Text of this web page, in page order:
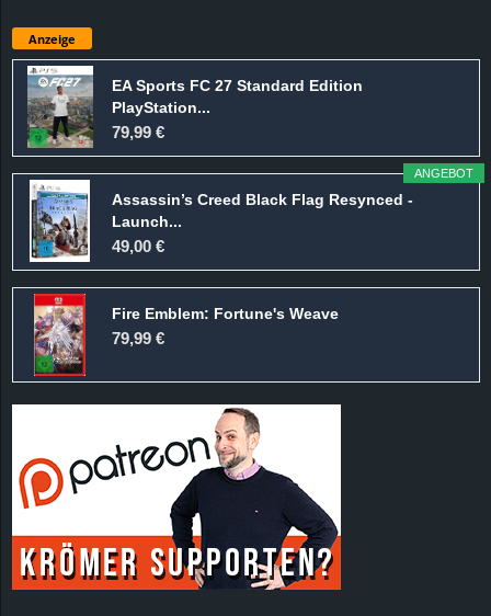
Anzeige
EA Sports FC 27 Standard Edition
PlayStation...
79,99 €
ANGEBOT
Assassin’s Creed Black Flag Resynced -
Launch...
49,00 €
Fire Emblem: Fortune's Weave
79,99 €